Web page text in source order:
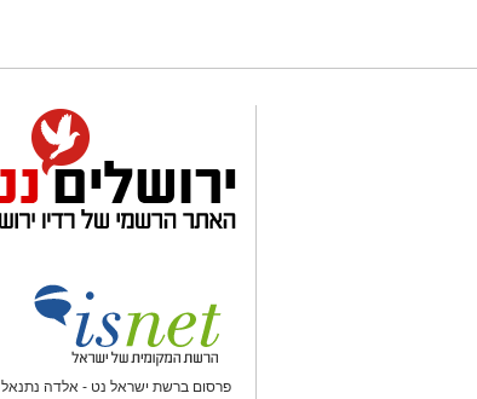
פרסום ברשת ישראל נט - אלדה נתנאל